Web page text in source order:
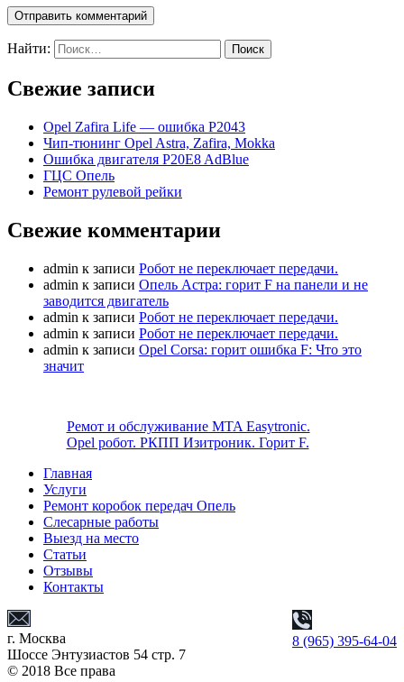
Найти:
Свежие записи
Opel Zafira Life — ошибка P2043
Чип-тюнинг Opel Astra, Zafira, Mokka
Ошибка двигателя P20E8 AdBlue
ГЦС Опель
Ремонт рулевой рейки
Свежие комментарии
admin к записи Робот не переключает передачи.
admin к записи Опель Астра: горит F на панели и не
заводится двигатель
admin к записи Робот не переключает передачи.
admin к записи Робот не переключает передачи.
admin к записи Opel Corsa: горит ошибка F: Что это
значит
Ремот и обслуживание MTA Easytronic.
Opel робот. РКПП Изитроник. Горит F.
Главная
Услуги
Ремонт коробок передач Опель
Слесарные работы
Выезд на место
Статьи
Отзывы
Контакты
8 (965) 395-64-04
г. Москва
Шоссе Энтузиастов 54 стр. 7
© 2018 Все права